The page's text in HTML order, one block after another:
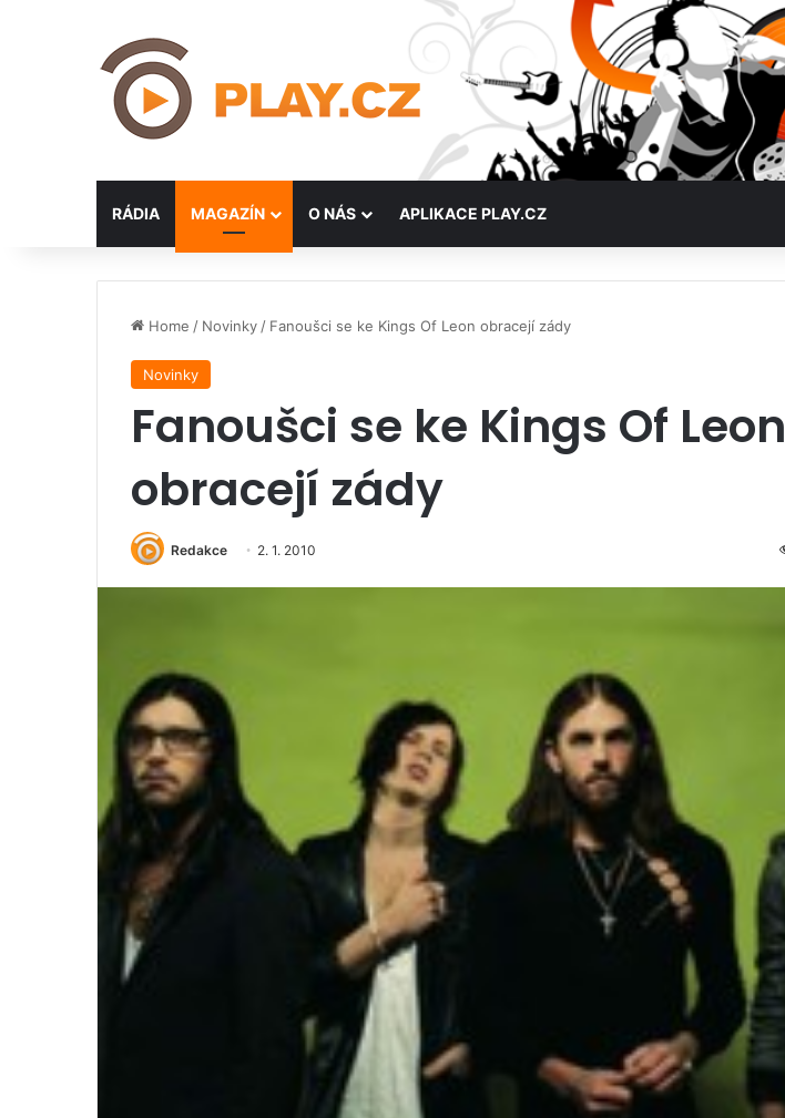
RÁDIA MAGAZÍN O NÁS APLIKACE PLAY.CZ
Home / Novinky / Fanoušci se ke Kings Of Leon obracejí zády
Novinky
Fanoušci se ke Kings Of Leon
obracejí zády
Redakce 2. 1. 2010